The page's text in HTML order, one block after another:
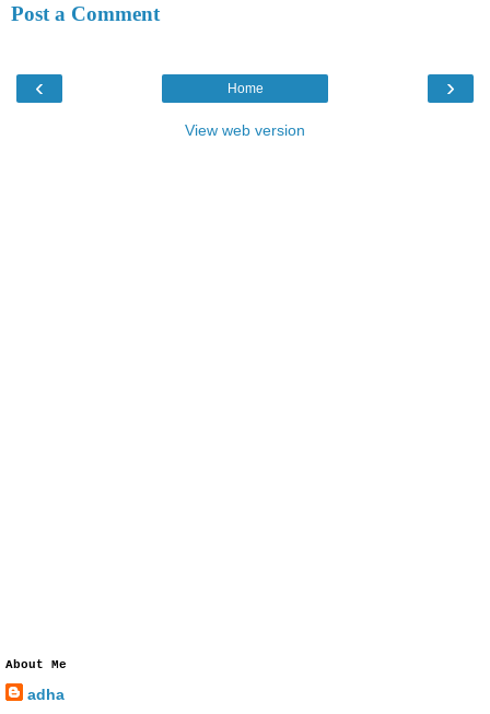
Post a Comment
‹ ›
Home
View web version
About Me
adha